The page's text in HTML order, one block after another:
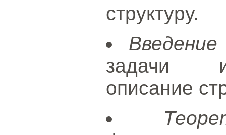
структуру.
Введение
задачи
описание